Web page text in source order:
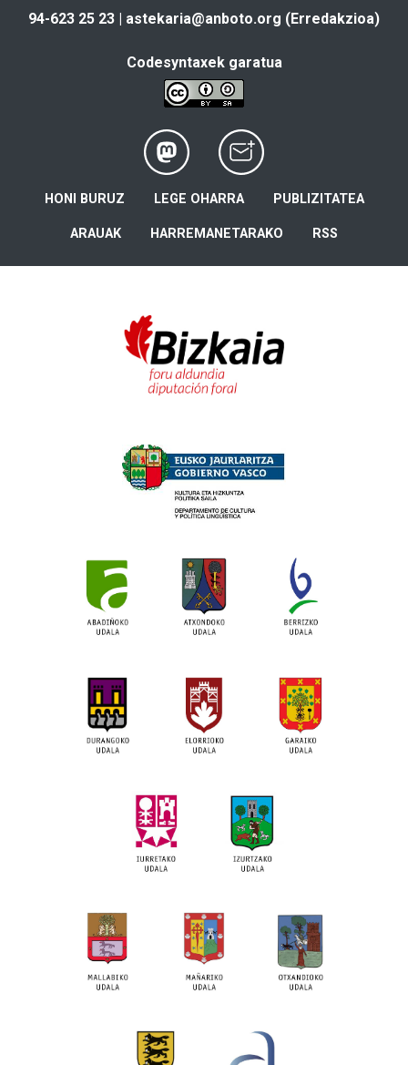
94-623 25 23 | astekaria@anboto.org (Erredakzioa)
Codesyntaxek garatua
HONI BURUZ LEGE OHARRA PUBLIZITATEA
ARAUAK HARREMANETARAKO RSS